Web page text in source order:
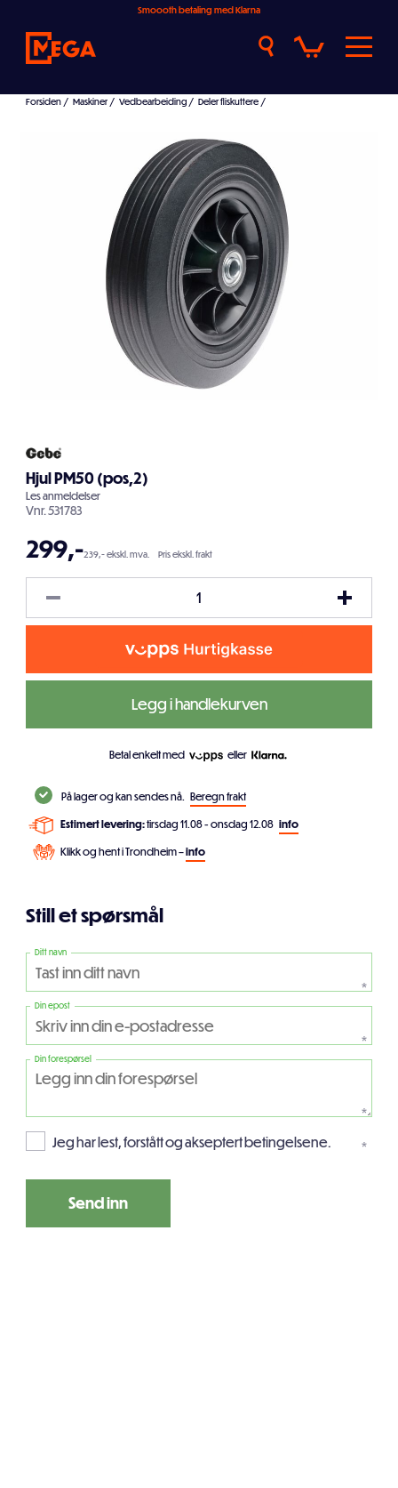
Smoooth betaling med Klarna
Forsiden / Maskiner / Vedbearbeiding / Deler fliskuttere /
Hjul PM50 (pos,2)
Lesanmeldelser
Vnr.531783
299,-239,- ekskl. mva. Pris ekskl. frakt
Legg i handlekurven
Betal enkelt med eller
På lager og kan sendes nå. Beregn frakt
Estimert levering:tirsdag 11.08 - onsdag 12.08 info
Klikk og hent i Trondheim –info
Still et spørsmål
Ditt navn
*
Din epost
*
Din forespørsel
*
Jeg har lest, forstått og akseptert betingelsene. *